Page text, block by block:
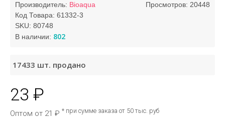
Просмотров: 20448
Производитель: Bioaqua
Код Товара: 61332-3
SKU: 80748
В наличии: 802
17433 шт. продано
23 ₽
Оптом от 21 ₽ * при сумме заказа от 50 тыс. руб